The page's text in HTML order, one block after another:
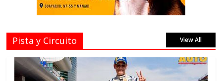
Pista y Circuito View All